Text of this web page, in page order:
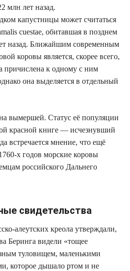
млн лет назад.
капустницы может считаться
cuestae, обитавшая в позднем
назад. Ближайшим современным
коровы является, скорее всего,
причислена к одному с ним
она выделяется в отдельный
вымершей. Статус её популяции
красной книге — исчезнувший
встречается мнение, что ещё
х годов морские коровы
российского Дальнего
свидетельства
алеутских креола утверждали,
Беринга видели «тощее
туловищем, маленькими
которое дышало ртом и не